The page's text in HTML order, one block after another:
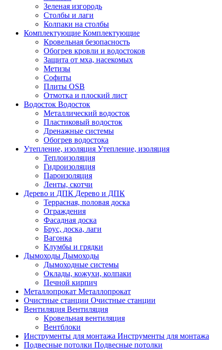
Зеленая изгородь
Столбы и лаги
Колпаки на столбы
Комплектующие Комплектующие
Кровельная безопасность
Обогрев кровли и водостоков
Защита от мха, насекомых
Метизы
Софиты
Плиты OSB
Отмотка и плоский лист
Водосток Водосток
Металлический водосток
Пластиковый водосток
Дренажные системы
Обогрев водостока
Утепление, изоляция Утепление, изоляция
Теплоизоляция
Гидроизоляция
Пароизоляция
Ленты, скотчи
Дерево и ДПК Дерево и ДПК
Террасная, половая доска
Ограждения
Фасадная доска
Брус, доска, лаги
Вагонка
Клумбы и грядки
Дымоходы Дымоходы
Дымоходные системы
Оклады, кожухи, колпаки
Печной кирпич
Металлопрокат Металлопрокат
Очистные станции Очистные станции
Вентиляция Вентиляция
Кровельная вентиляция
Вентблоки
Инструменты для монтажа Инструменты для монтажа
Подвесные потолки Подвесные потолки